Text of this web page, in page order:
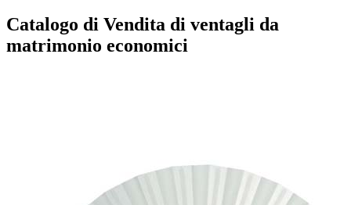
Catalogo di Vendita di ventagli da
matrimonio economici